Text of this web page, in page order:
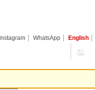
Instagram WhatsApp English